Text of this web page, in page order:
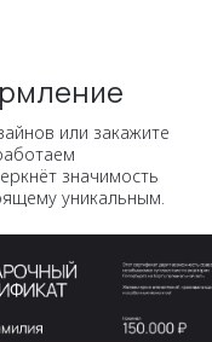
или закажите
значимость
уникальным.